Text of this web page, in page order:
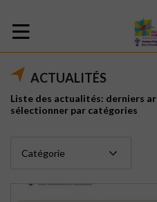
ACTUALITÉS
Liste des actualités: derniers
sélectionner par catégories